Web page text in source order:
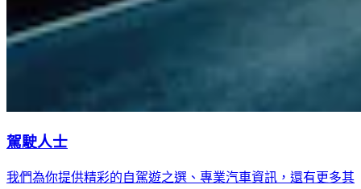
駕駛人士
我們為你提供精彩的自駕遊之選、專業汽車資訊，還有更多其